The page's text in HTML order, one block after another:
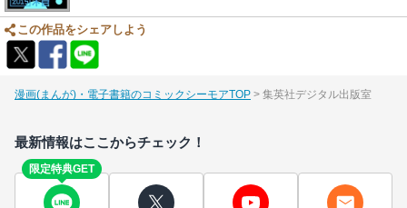
この作品をシェアしよう
漫画(まんが)・電子書籍のコミックシーモアTOP 集英社デジタル出版室
最新情報はここからチェック！
限定特典GET